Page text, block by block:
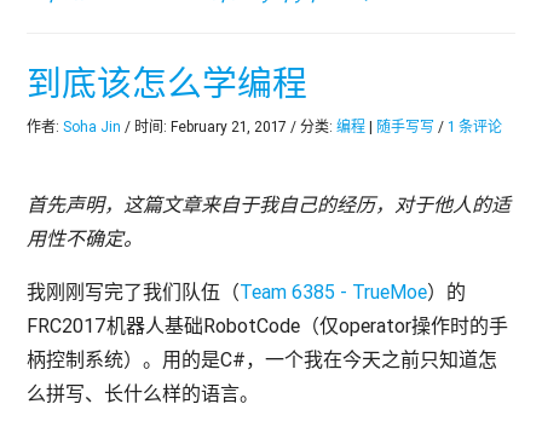
到底该怎么学编程
作者:Soha Jin / 时间: February 21, 2017 / 分类:编程 | 随手写写 /1 条评论
首先声明，这篇文章来自于我自己的经历，对于他人的适
用性不确定。
我刚刚写完了我们队伍（Team 6385 - TrueMoe）的
FRC2017机器人基础RobotCode（仅operator操作时的手
柄控制系统）。用的是C#，一个我在今天之前只知道怎
么拼写、长什么样的语言。